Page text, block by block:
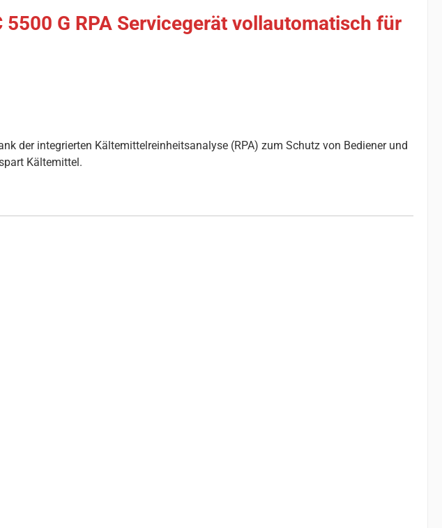
G RPA Servicegerät vollautomatisch für
der integrierten Kältemittelreinheitsanalyse (RPA) zum Schutz von Bediener und
Kältemittel.